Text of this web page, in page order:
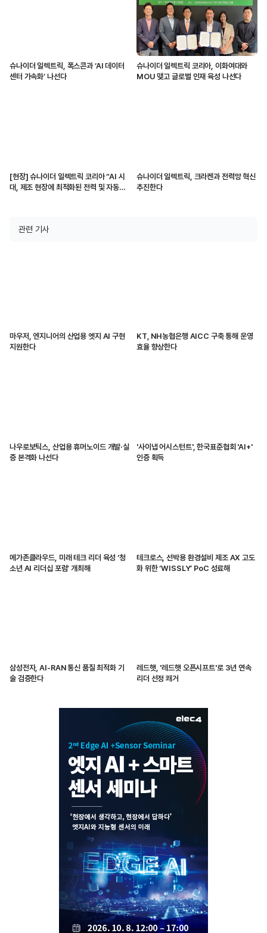
슈나이더 일렉트릭, 폭스콘과 ‘AI 데이터
센터 가속화’ 나선다
슈나이더 일렉트릭 코리아, 이화여대와
MOU 맺고 글로벌 인재 육성 나선다
[현장] 슈나이더 일렉트릭 코리아 “AI 시
대, 제조 현장에 최적화된 전력 및 자동화
슈나이더 일렉트릭, 크라켄과 전력망 혁신
추진한다
관련 기사
마우저, 엔지니어의 산업용 엣지 AI 구현
지원한다
KT, NH농협은행 AICC 구축 통해 운영
효율 향상한다
나우로보틱스, 산업용 휴머노이드 개발·실
증 본격화 나선다
'사이냅 어시스턴트', 한국표준협회 'AI+'
인증 획득
메가존클라우드, 미래 테크 리더 육성 ‘청
소년 AI 리더십 포럼’ 개최해
테크로스, 선박용 환경설비 제조 AX 고도
화 위한 ‘WISSLY’ PoC 성료해
삼성전자, AI-RAN 통신 품질 최적화 기
술 검증한다
레드햇, '레드햇 오픈시프트'로 3년 연속
리더 선정 쾌거